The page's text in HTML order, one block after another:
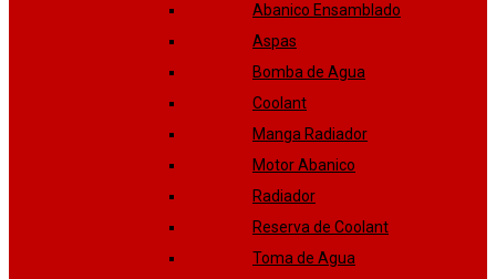
Abanico Ensamblado
Aspas
Bomba de Agua
Coolant
Manga Radiador
Motor Abanico
Radiador
Reserva de Coolant
Toma de Agua